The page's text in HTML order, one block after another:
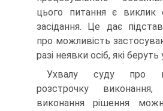
цього питання є виклик
засідання. Це дає
про можливість
разі неявки осіб, які беруть
Ухвалу суду про
розстрочку
виконання рішення